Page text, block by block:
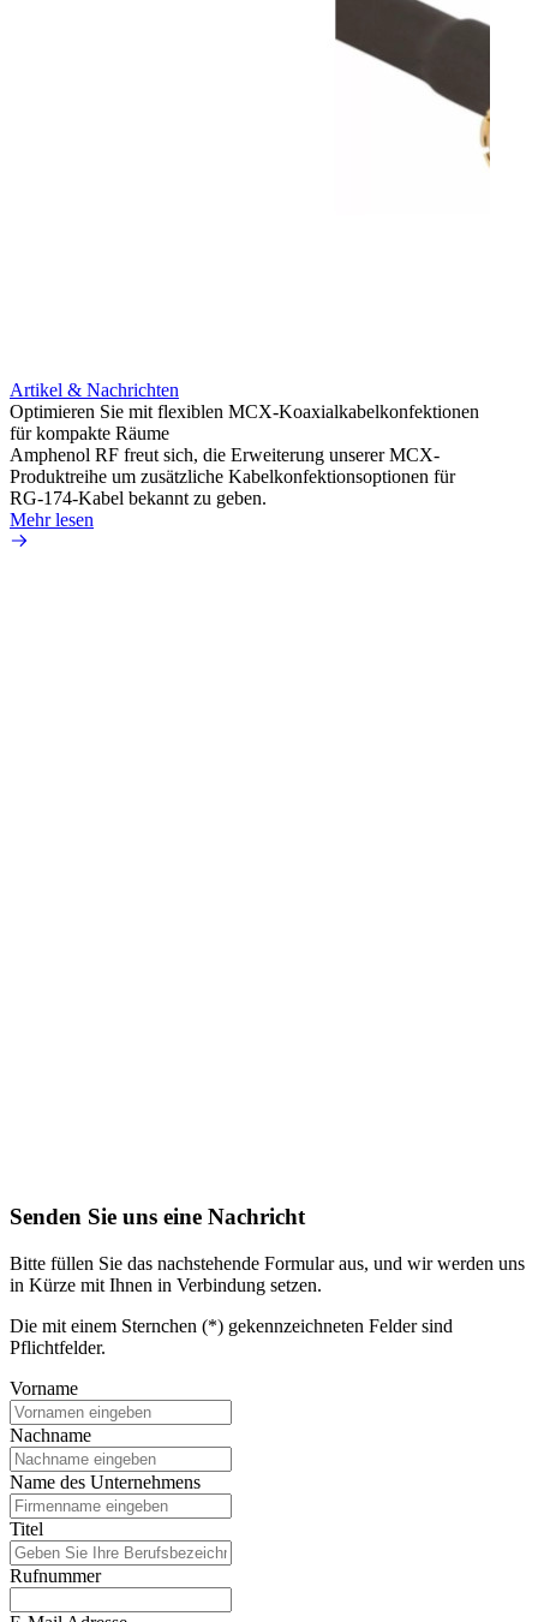
Artikel & Nachrichten
Optimieren Sie mit flexiblen MCX-Koaxialkabelkonfektionen
für kompakte Räume
Amphenol RF freut sich, die Erweiterung unserer MCX-
Produktreihe um zusätzliche Kabelkonfektionsoptionen für
RG-174-Kabel bekannt zu geben.
Mehr lesen
Senden Sie uns eine Nachricht
Bitte füllen Sie das nachstehende Formular aus, und wir werden uns
in Kürze mit Ihnen in Verbindung setzen.
Die mit einem Sternchen (*) gekennzeichneten Felder sind
Pflichtfelder.
Vorname
Nachname
Name des Unternehmens
Titel
Rufnummer